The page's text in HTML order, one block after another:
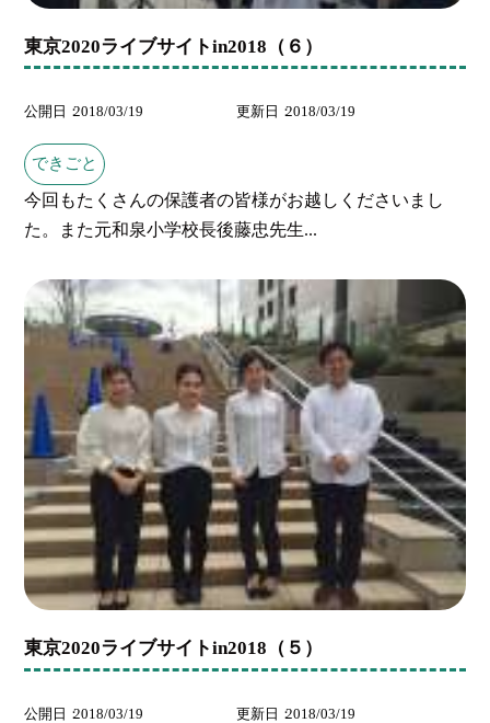
東京2020ライブサイトin2018（６）
公開日 2018/03/19 更新日 2018/03/19
できごと
今回もたくさんの保護者の皆様がお越しくださいまし
た。また元和泉小学校長後藤忠先生...
東京2020ライブサイトin2018（５）
公開日 2018/03/19 更新日 2018/03/19